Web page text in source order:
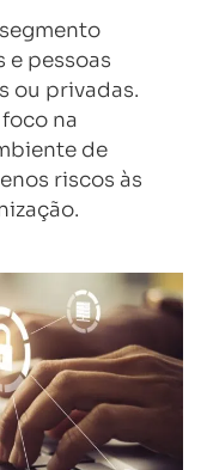
e pessoas
ou privadas.
na
de
riscos às